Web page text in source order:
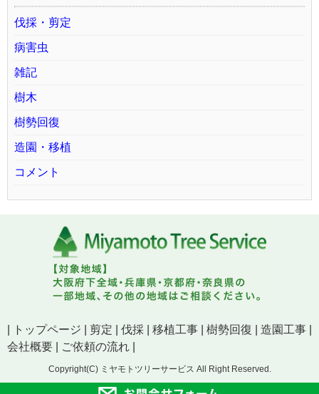
伐採・剪定
病害虫
雑記
樹木
樹勢回復
造園・移植
コメント
トップページ 剪定 伐採 移植工事 樹勢回復 造園工事
会社概要
ご依頼の流れ
Copyright(C) ミヤモトツリーサービス All Right Reserved.